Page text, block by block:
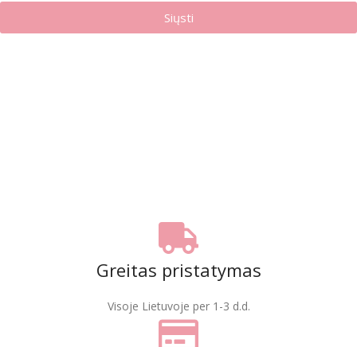
Siųsti
Greitas pristatymas
Visoje Lietuvoje per 1-3 d.d.